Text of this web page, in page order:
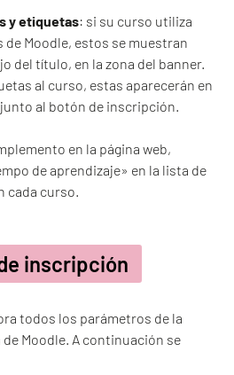
y etiquetas: si su curso utiliza
Moodle, estos se muestran
del título, en la zona del banner.
al curso, estas aparecerán en
al botón de inscripción.
en la página web,
de aprendizaje» en la lista de
cada curso.
inscripción
todos los parámetros de la
Moodle. A continuación se